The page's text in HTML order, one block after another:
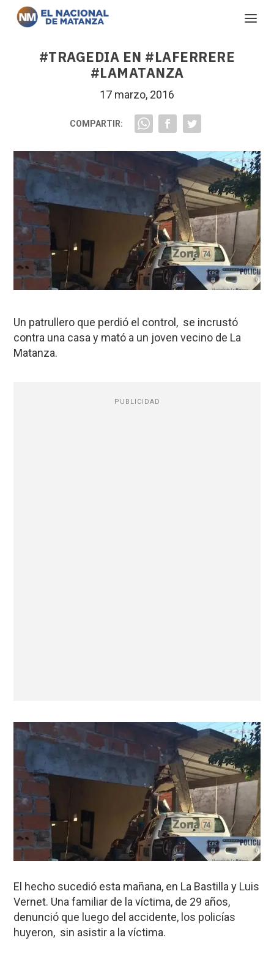
#TRAGEDIA EN #LAFERRERE
#LAMATANZA
17 marzo, 2016
COMPARTIR:
Un patrullero que perdió el control, se incrustó
contra una casa y mató a un joven vecino de La
Matanza.
PUBLICIDAD
El hecho sucedió esta mañana, en La Bastilla y Luis
Vernet. Una familiar de la víctima, de 29 años,
denunció que luego del accidente, los policías
huyeron, sin asistir a la víctima.